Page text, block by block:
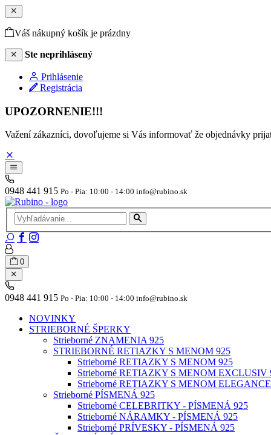
Váš nákupný košík je prázdny
Ste neprihlásený
Prihlásenie
Registrácia
UPOZORNENIE!!!
Važení zákazníci, dovoľujeme si Vás informovať že objednávky
0948 441 915 Po - Pia: 10:00 - 14:00 info@rubino.sk
0
0948 441 915 Po - Pia: 10:00 - 14:00 info@rubino.sk
NOVINKY
STRIEBORNÉ ŠPERKY
Strieborné ZNAMENIA 925
STRIEBORNÉ RETIAZKY S MENOM 925
Strieborné RETIAZKY S MENOM 925
Strieborné RETIAZKY S MENOM EXCLUSIV
Strieborné RETIAZKY S MENOM
Strieborné PÍSMENÁ 925
Strieborné CELEBRITKY - PÍSMENÁ 925
Strieborné NÁRAMKY - PÍSMENÁ 925
Strieborné PRÍVESKY - PÍSMENÁ 925